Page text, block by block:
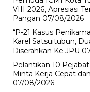
VIII 2026, Apresiasi
Pangan 07/08/2026
“P-21 Kasus
Karel Satsuitubun,
Diserahkan Ke JPU
Pelantikan 10
Minta Kerja Cepat
07/08/2026